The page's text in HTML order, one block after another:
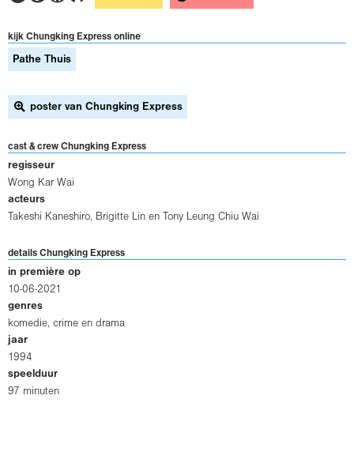
kijk Chungking Express online
Pathe Thuis
poster van Chungking Express
cast & crew Chungking Express
regisseur
Wong Kar Wai
acteurs
Takeshi Kaneshiro, Brigitte Lin en Tony Leung Chiu Wai
details Chungking Express
in première op
10-06-2021
genres
komedie, crime en drama
jaar
1994
speelduur
97 minuten